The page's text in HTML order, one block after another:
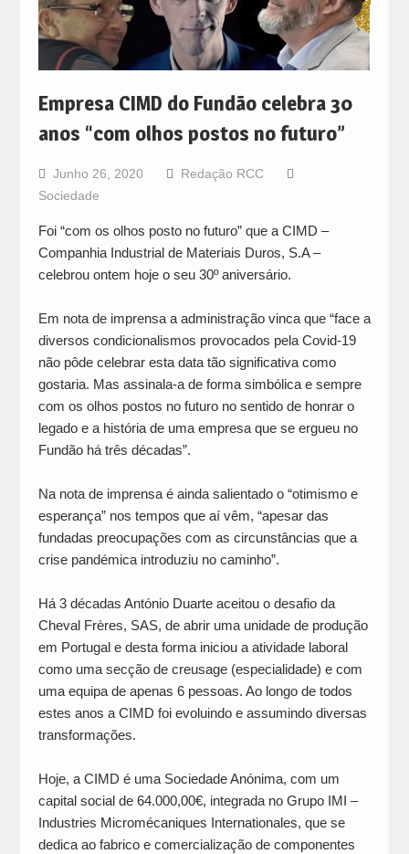
Empresa CIMD do Fundão celebra 30
anos “com olhos postos no futuro”
Junho 26, 2020
Redação RCC
Sociedade
Foi “com os olhos posto no futuro” que a CIMD –
Companhia Industrial de Materiais Duros, S.A –
celebrou ontem hoje o seu 30º aniversário.
Em nota de imprensa a administração vinca que “face a
diversos condicionalismos provocados pela Covid-19
não pôde celebrar esta data tão significativa como
gostaria. Mas assinala-a de forma simbólica e sempre
com os olhos postos no futuro no sentido de honrar o
legado e a história de uma empresa que se ergueu no
Fundão há três décadas”.
Na nota de imprensa é ainda salientado o “otimismo e
esperança” nos tempos que aí vêm, “apesar das
fundadas preocupações com as circunstâncias que a
crise pandémica introduziu no caminho”.
Há 3 décadas António Duarte aceitou o desafio da
Cheval Frères, SAS, de abrir uma unidade de produção
em Portugal e desta forma iniciou a atividade laboral
como uma secção de creusage (especialidade) e com
uma equipa de apenas 6 pessoas. Ao longo de todos
estes anos a CIMD foi evoluindo e assumindo diversas
transformações.
Hoje, a CIMD é uma Sociedade Anónima, com um
capital social de 64.000,00€, integrada no Grupo IMI –
Industries Micromécaniques Internationales, que se
dedica ao fabrico e comercialização de componentes